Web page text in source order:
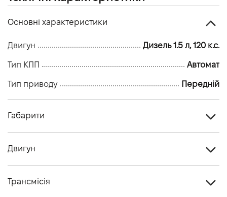
Основні характеристики
Двигун Дизель 1.5 л, 120 к.с.
Тип КПП Автомат
Тип приводу Передній
Габарити
Кiлькiсть мiсць, шт
Двигун
Трансмісія